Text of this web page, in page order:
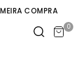
COMPRA
0